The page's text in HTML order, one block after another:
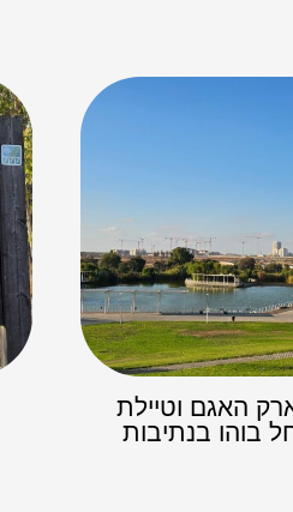
האגם וטיילת
בוהו בנתיבות